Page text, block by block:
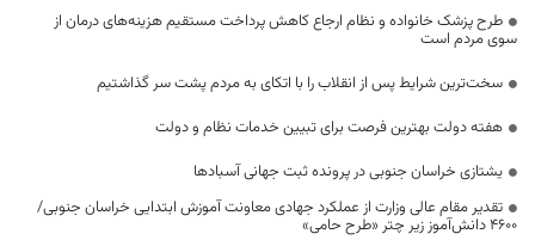
طرح پزشک خانواده و نظام ارجاع کاهش پرداخت مستقیم هزینه‌های درمان از
سوی مردم است
سخت‌ترین شرایط پس از انقلاب را با اتکای به مردم پشت سر گذاشتیم
هفته دولت بهترین فرصت برای تبیین خدمات نظام و دولت
یشتازی خراسان جنوبی در پرونده ثبت جهانی آسبادها
تقدیر مقام عالی وزارت از عملکرد جهادی معاونت آموزش ابتدایی خراسان جنوبی/
۴۶۰۰ دانش‌آموز زیر چتر «طرح حامی»